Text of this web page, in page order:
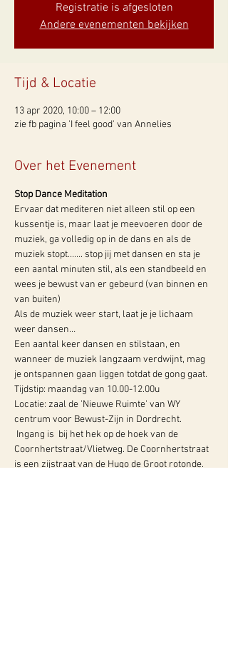
Registratie is afgesloten
Andere evenementen bekijken
Tijd & Locatie
13 apr 2020, 10:00 – 12:00
zie fb pagina 'I feel good' van Annelies
Over het Evenement
Stop Dance Meditation
Ervaar dat mediteren niet alleen stil op een
kussentje is, maar laat je meevoeren door de
muziek, ga volledig op in de dans en als de
muziek stopt……. stop jij met dansen en sta je
een aantal minuten stil, als een standbeeld en
wees je bewust van er gebeurd (van binnen en
van buiten)
Als de muziek weer start, laat je je lichaam
weer dansen…
Een aantal keer dansen en stilstaan, en
wanneer de muziek langzaam verdwijnt, mag
je ontspannen gaan liggen totdat de gong gaat.
Tijdstip: maandag van 10.00-12.00u
Locatie: zaal de 'Nieuwe Ruimte' van WY
centrum voor Bewust-Zijn in Dordrecht.
Ingang is  bij het hek op de hoek van de
Coornhertstraat/Vlietweg. De Coornhertstraat
is een zijstraat van de Hugo de Groot rotonde.